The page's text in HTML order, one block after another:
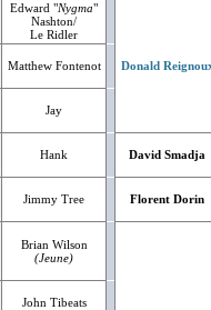
Edward "Nygma"
Nashton/
Le Ridler
Donald
Matthew Fontenot
Jay
Hank David Smadja
Jimmy Tree Florent Dorin
Brian Wilson
(Jeune)
John Tibeats